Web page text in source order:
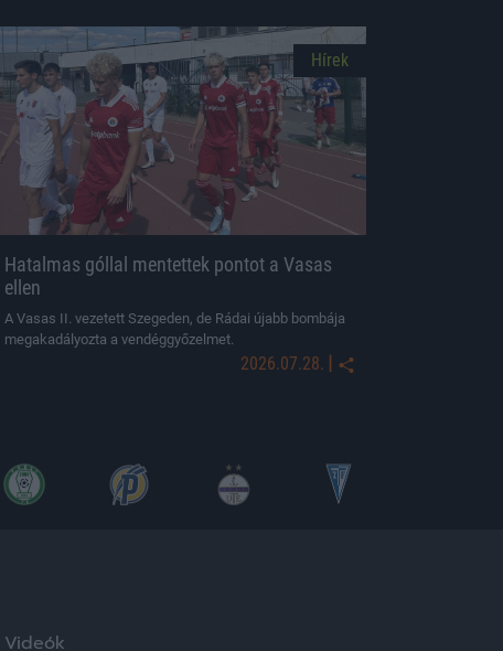
Hírek
Hatalmas góllal mentettek pontot a Vasas
ellen
A Vasas II. vezetett Szegeden, de Rádai újabb bombája
megakadályozta a vendéggyőzelmet.
2026.07.28. |
Videók